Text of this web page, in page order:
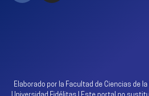
Elaborado por la Facultad de Ciencias de